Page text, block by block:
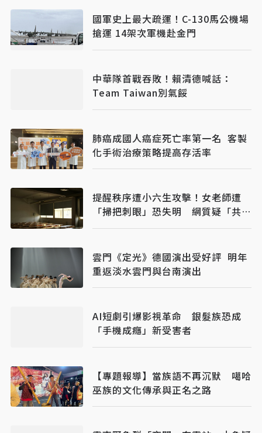
國軍史上最大疏運！C-130馬公機場
搶運 14架次軍機赴金門
中華隊首戰吞敗！賴清德喊話：
Team Taiwan別氣餒
肺癌成國人癌症死亡率第一名 客製
化手術治療策略提高存活率
提醒秩序遭小六生攻擊！女老師遭
「掃把刺眼」恐失明 網質疑「共融
教育」
雲門《定光》德國演出受好評 明年
重返淡水雲門與台南演出
AI短劇引爆影視革命 銀髮族恐成
「手機成癮」新受害者
【專題報導】當族語不再沉默 噶哈
巫族的文化傳承與正名之路